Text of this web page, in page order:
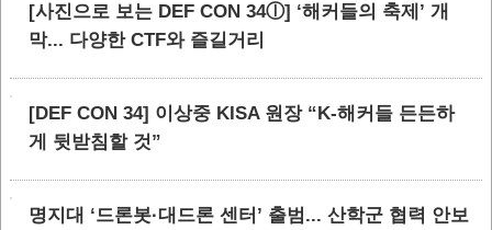
[사진으로 보는 DEF CON 34ⓛ] ‘해커들의 축제’ 개
막... 다양한 CTF와 즐길거리
[DEF CON 34] 이상중 KISA 원장 “K-해커들 든든하
게 뒷받침할 것”
명지대 ‘드론봇·대드론 센터’ 출범... 산학군 협력 안보